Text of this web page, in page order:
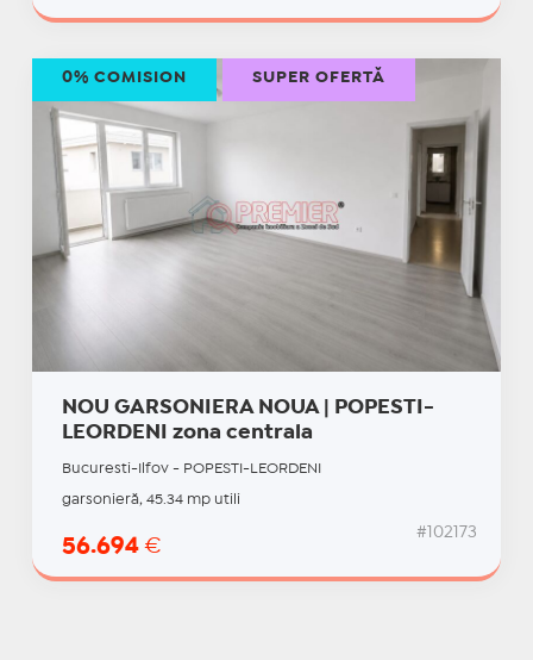
NOU GARSONIERA NOUA | POPESTI-
LEORDENI zona centrala
Bucuresti-Ilfov - POPESTI-LEORDENI
garsonieră, 45.34 mp utili
56.694 €
#102173
0% COMISION SUPER OFERTĂ